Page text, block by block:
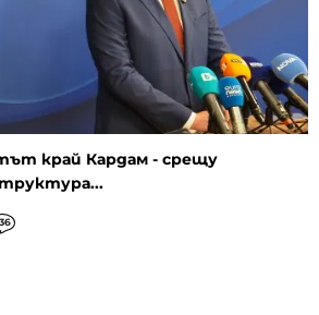
край Кардам - срещу